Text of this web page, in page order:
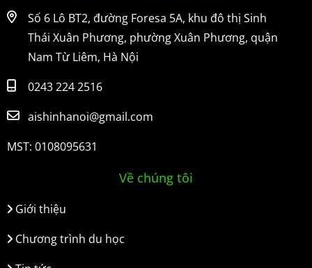
Số 6 Lô BT2, đường Foresa 5A, khu đô thị Sinh
Thái Xuân Phương, phường Xuân Phương, quận
Nam Từ Liêm, Hà Nội
0243 224 2516
aishinhanoi@gmail.com
MST: 0108095631
Về chúng tôi
Giới thiệu
Chương trình du học